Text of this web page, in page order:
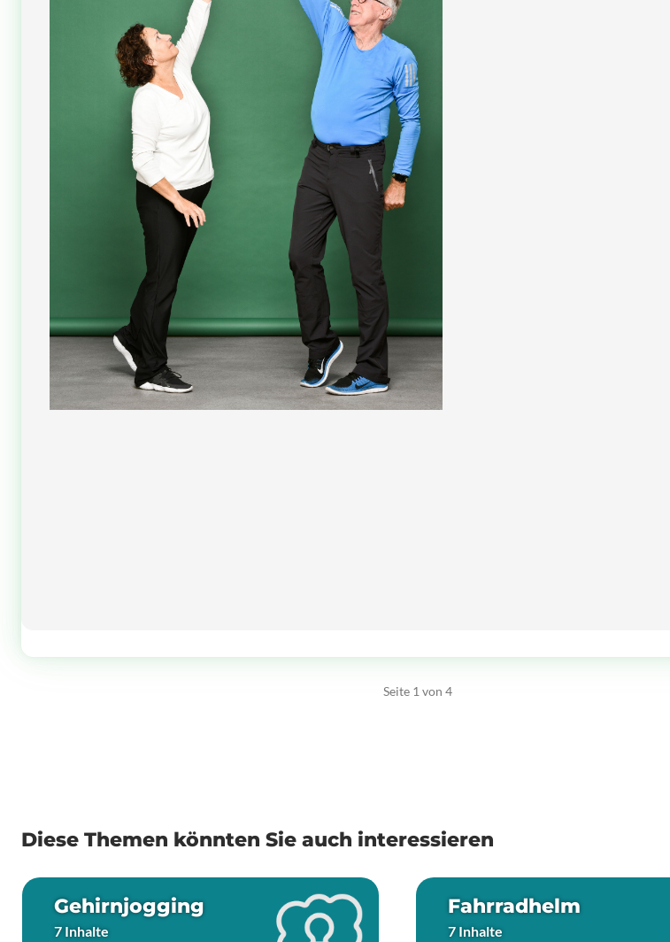
Seite 1 von 4
Diese Themen könnten Sie auch interessieren
Gehirnjogging
7 Inhalte
Fahrradhelm
7 Inhalte